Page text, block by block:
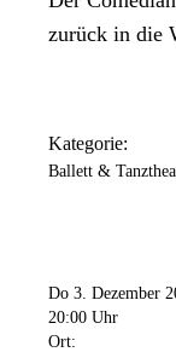
zurück in die
Kategorie:
Ballett &
Do 3. Dezember
20:00 Uhr
Ort: